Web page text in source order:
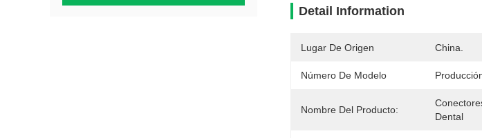
Detail Information
Lugar De Origen China.
Número De Modelo
Nombre Del Producto:
Dental